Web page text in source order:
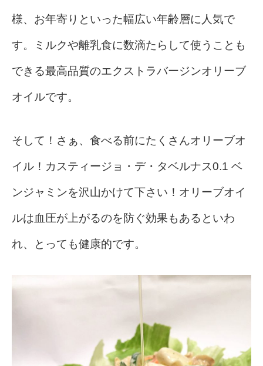
様、お年寄りといった幅広い年齢層に人気で
す。ミルクや離乳食に数滴たらして使うことも
できる最高品質のエクストラバージンオリーブ
オイルです。
そして！さぁ、食べる前にたくさんオリーブオ
イル！カスティージョ・デ・タベルナス0.1 ベ
ンジャミンを沢山かけて下さい！オリーブオイ
ルは血圧が上がるのを防ぐ効果もあるといわ
れ、とっても健康的です。